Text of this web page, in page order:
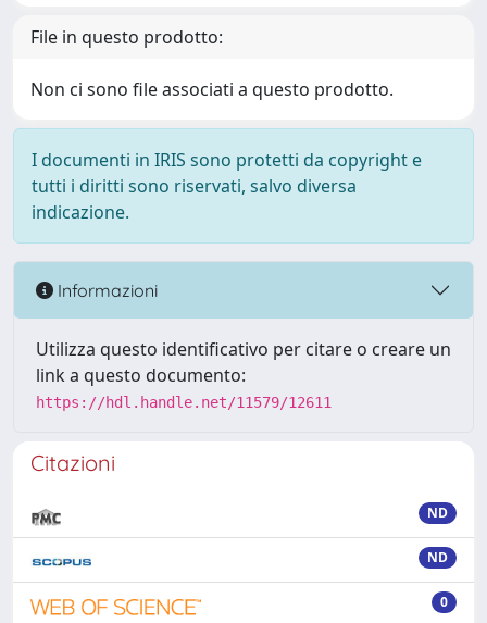
File in questo prodotto:
Non ci sono file associati a questo prodotto.
I documenti in IRIS sono protetti da copyright e
tutti i diritti sono riservati, salvo diversa
indicazione.
Informazioni
Utilizza questo identificativo per citare o creare un
link a questo documento:
https://hdl.handle.net/11579/12611
Citazioni
ND
ND
0